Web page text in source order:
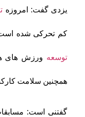
یزدی گفت: امروزه
کم تحرکی شده است
توسعه ورزش های
همچنین سلامت
گفتنی است: